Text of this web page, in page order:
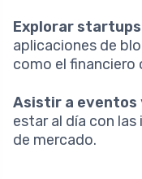
Explorar startups
aplicaciones de
como el financiero
Asistir a eventos
estar al día con
de mercado.